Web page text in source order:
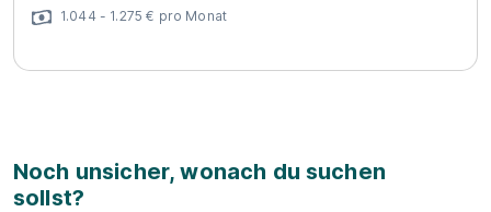
1.044 - 1.275 € pro Monat
Noch unsicher, wonach du suchen
sollst?